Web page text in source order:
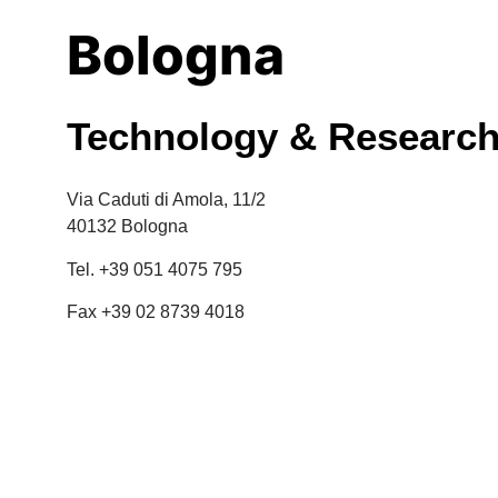
Bologna
Technology &
Via Caduti di Amola, 11/2
40132 Bologna
Tel. +39 051 4075 795
Fax +39 02 8739 4018